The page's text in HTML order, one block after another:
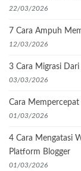
22/03/2026
7 Cara Ampuh
12/03/2026
3 Cara Migrasi
03/03/2026
Cara
01/03/2026
4 Cara Mengatasi
Platform Blogger
01/03/2026